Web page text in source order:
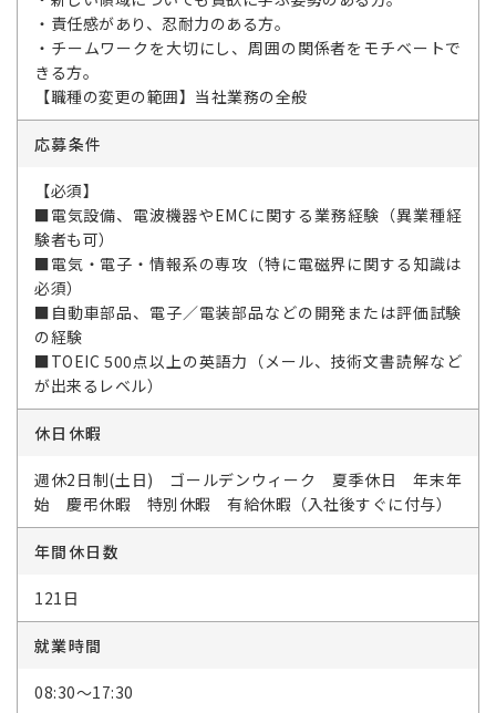
・責任感があり、忍耐力のある方。
・チームワークを大切にし、周囲の関係者をモチベートで
きる方。
【職種の変更の範囲】当社業務の全般
応募条件
【必須】
■電気設備、電波機器やEMCに関する業務経験（異業種経
験者も可）
■電気・電子・情報系の専攻（特に電磁界に関する知識は
必須）
■自動車部品、電子／電装部品などの開発または評価試験
の経験
■TOEIC 500点以上の英語力（メール、技術文書読解など
が出来るレベル）
休日休暇
週休2日制(土日) ゴールデンウィーク 夏季休日 年末年
始 慶弔休暇 特別休暇 有給休暇（入社後すぐに付与）
年間休日数
121日
就業時間
08:30～17:30